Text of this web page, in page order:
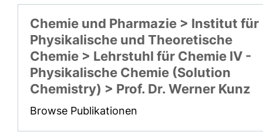
Chemie und Pharmazie > Institut für
Physikalische und Theoretische
Chemie > Lehrstuhl für Chemie IV -
Physikalische Chemie (Solution
Chemistry) > Prof. Dr. Werner Kunz
Browse Publikationen